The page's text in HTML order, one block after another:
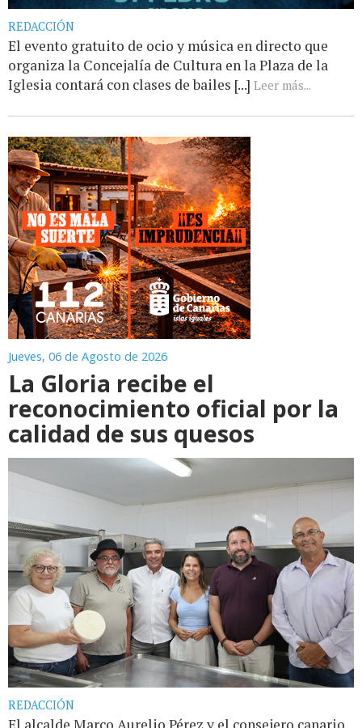
REDACCIÓN
El evento gratuito de ocio y música en directo que
organiza la Concejalía de Cultura en la Plaza de la
Iglesia contará con clases de bailes [...] Leer más...
Jueves, 06 de Agosto de 2026
La Gloria recibe el
reconocimiento oficial por la
calidad de sus quesos
REDACCIÓN